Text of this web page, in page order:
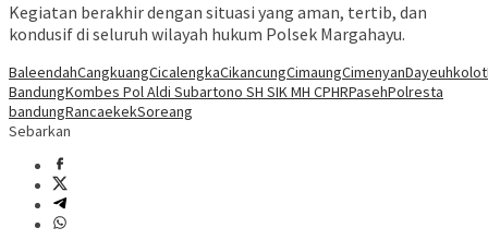
Kegiatan berakhir dengan situasi yang aman, tertib, dan
kondusif di seluruh wilayah hukum Polsek Margahayu.
BaleendahCangkuangCicalengkaCikancungCimaungCimenyanDayeuhkolot
BandungKombes Pol Aldi Subartono SH SIK MH CPHRPasehPolresta
bandungRancaekekSoreang
Sebarkan